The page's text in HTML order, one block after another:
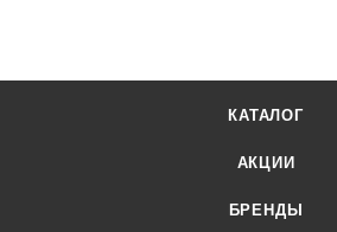
КАТАЛОГ
АКЦИИ
БРЕНДЫ